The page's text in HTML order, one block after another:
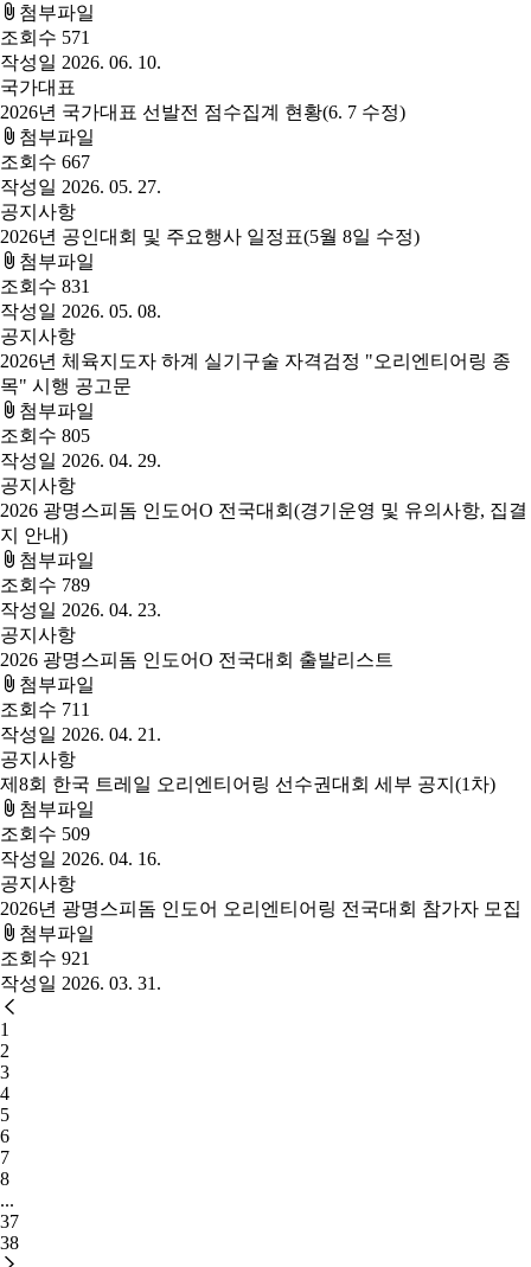
첨부파일
조회수 571
작성일 2026. 06. 10.
국가대표
2026년 국가대표 선발전 점수집계 현황(6. 7 수정)
첨부파일
조회수 667
작성일 2026. 05. 27.
공지사항
2026년 공인대회 및 주요행사 일정표(5월 8일 수정)
첨부파일
조회수 831
작성일 2026. 05. 08.
공지사항
2026년 체육지도자 하계 실기구술 자격검정 "오리엔티어링 종
목" 시행 공고문
첨부파일
조회수 805
작성일 2026. 04. 29.
공지사항
2026 광명스피돔 인도어O 전국대회(경기운영 및 유의사항, 집결
지 안내)
첨부파일
조회수 789
작성일 2026. 04. 23.
공지사항
2026 광명스피돔 인도어O 전국대회 출발리스트
첨부파일
조회수 711
작성일 2026. 04. 21.
공지사항
제8회 한국 트레일 오리엔티어링 선수권대회 세부 공지(1차)
첨부파일
조회수 509
작성일 2026. 04. 16.
공지사항
2026년 광명스피돔 인도어 오리엔티어링 전국대회 참가자 모집
첨부파일
조회수 921
작성일 2026. 03. 31.
1
2
3
4
5
6
7
8
...
37
38